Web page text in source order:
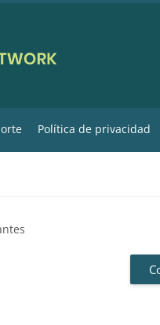
Política de privacidad